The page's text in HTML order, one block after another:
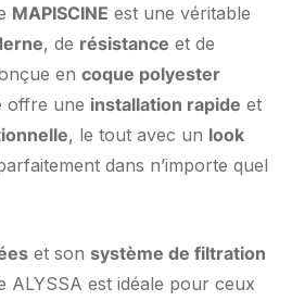
MAPISCINE est une véritable
, de résistance et de
en coque polyester
offre une installation rapide et
, le tout avec un look
dans n’importe quel
et son système de filtration
ALYSSA est idéale pour ceux